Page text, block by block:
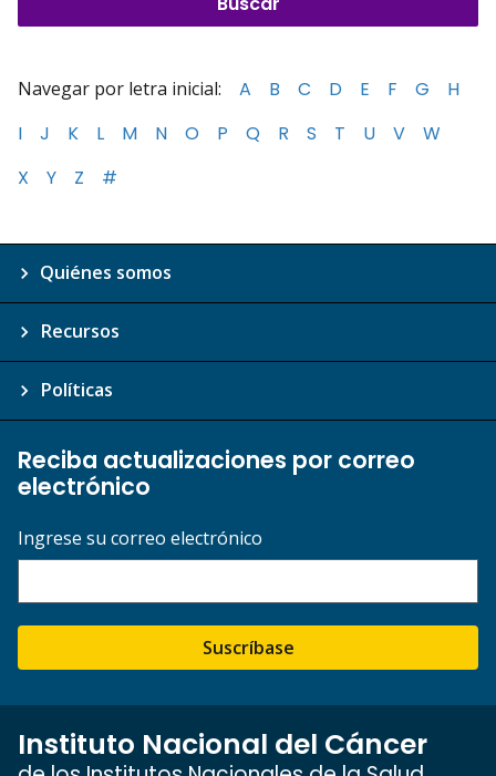
Navegar por letra inicial: A B C D E F G
H
I
J K L M N O P Q R S T U V
W
X
Y Z #
Quiénes somos
Recursos
Políticas
Reciba actualizaciones por correo
electrónico
Ingrese su correo electrónico
Suscríbase
Instituto Nacional del Cáncer